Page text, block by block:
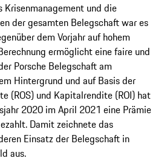
Krisenmanagement und die
der gesamten Belegschaft war es
dem Vorjahr auf hohem
ermöglicht eine faire und
Porsche Belegschaft am
Hintergrund und auf Basis der
(ROS) und Kapitalrendite (ROI) hat
2020 im April 2021 eine Prämie
Damit zeichnete das
Einsatz der Belegschaft in
aus.